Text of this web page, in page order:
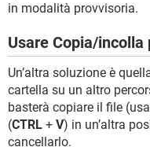
in modalità provvisoria.
Usare Copia/
Un’altra soluzione è
cartella su un altro
basterà copiare il file
(CTRL + V) in un’altra
cancellarlo.